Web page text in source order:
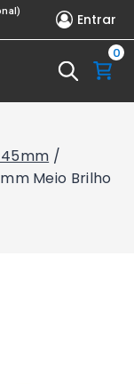
Entrar
0
/
Meio Brilho